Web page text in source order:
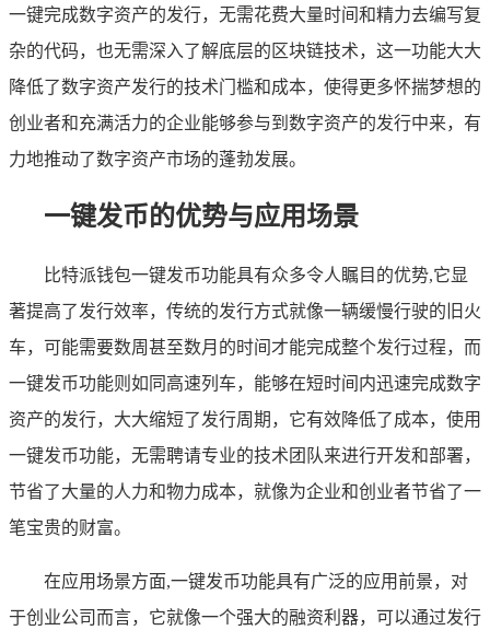
一键完成数字资产的发行，无需花费大量时间和精力去编写复
杂的代码，也无需深入了解底层的区块链技术，这一功能大大
降低了数字资产发行的技术门槛和成本，使得更多怀揣梦想的
创业者和充满活力的企业能够参与到数字资产的发行中来，有
力地推动了数字资产市场的蓬勃发展。
一键发币的优势与应用场景
比特派钱包一键发币功能具有众多令人瞩目的优势,它显
著提高了发行效率，传统的发行方式就像一辆缓慢行驶的旧火
车，可能需要数周甚至数月的时间才能完成整个发行过程，而
一键发币功能则如同高速列车，能够在短时间内迅速完成数字
资产的发行，大大缩短了发行周期，它有效降低了成本，使用
一键发币功能，无需聘请专业的技术团队来进行开发和部署，
节省了大量的人力和物力成本，就像为企业和创业者节省了一
笔宝贵的财富。
在应用场景方面,一键发币功能具有广泛的应用前景，对
于创业公司而言，它就像一个强大的融资利器，可以通过发行